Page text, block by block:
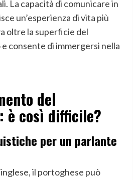
La capacità di comunicare in
un’esperienza di vita più
oltre la superficie del
consente di immergersi nella
del
è così difficile?
per un parlante
il portoghese può